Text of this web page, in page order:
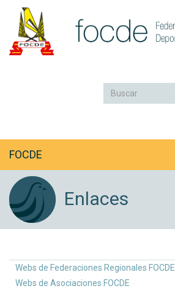
FOCDE
Enlaces
Webs de Federaciones Regionales FOCDE
Webs de Asociaciones FOCDE